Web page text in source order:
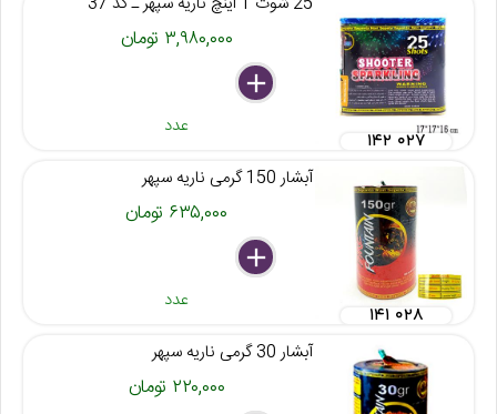
۳,۹۸۰,۰۰۰ تومان
delete
remove
add
عدد
۱۴۲ ۰۲۷
آبشار 150 گرمی ناریه سپهر
۶۳۵,۰۰۰ تومان
delete
remove
add
عدد
۱۴۱ ۰۲۸
آبشار 30 گرمی ناریه سپهر
۲۲۰,۰۰۰ تومان